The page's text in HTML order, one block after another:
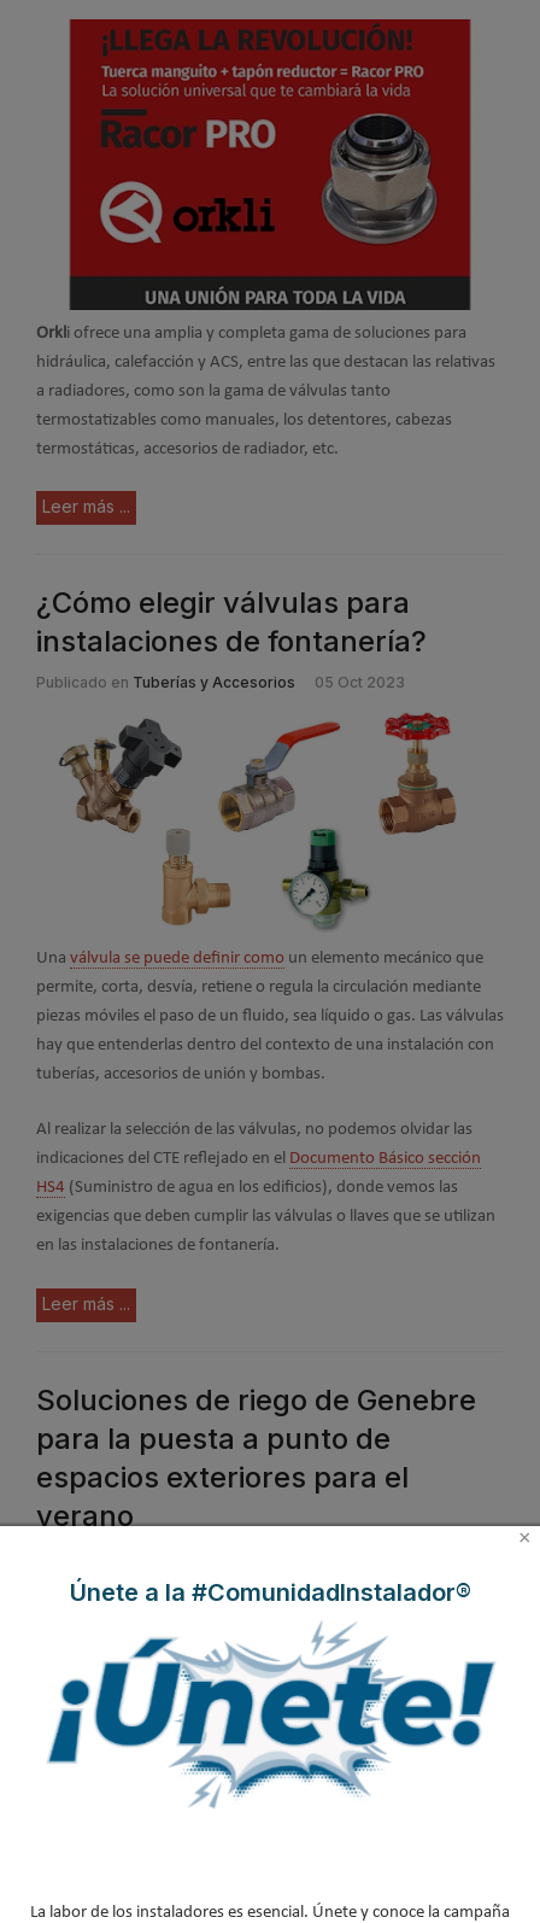
Orkl i ofrece una amplia y completa gama de soluciones para
hidráulica, calefacción y ACS, entre las que destacan las relativas
a radiadores, como son la gama de válvulas tanto
termostatizables como manuales, los detentores, cabezas
termostáticas, accesorios de radiador, etc.
Leer más ...
¿Cómo elegir válvulas para
instalaciones de fontanería?
Publicado en Tuberías y Accesorios 05 Oct 2023
Una válvula se puede definir como un elemento mecánico que
permite, corta, desvía, retiene o regula la circulación mediante
piezas móviles el paso de un fluido, sea líquido o gas. Las válvulas
hay que entenderlas dentro del contexto de una instalación con
tuberías, accesorios de unión y bombas.
Al realizar la selección de las válvulas, no podemos olvidar las
indicaciones del CTE reflejado en el Documento Básico sección
HS4 (Suministro de agua en los edificios), donde vemos las
exigencias que deben cumplir las válvulas o llaves que se utilizan
en las instalaciones de fontanería.
Leer más ...
Soluciones de riego de Genebre
para la puesta a punto de
espacios exteriores para el
verano
Genebre dispone de múltiples soluciones para riego y jardín
para
×
Únete a la #ComunidadInstalador®
La labor de los instaladores es esencial. Únete y conoce la campaña